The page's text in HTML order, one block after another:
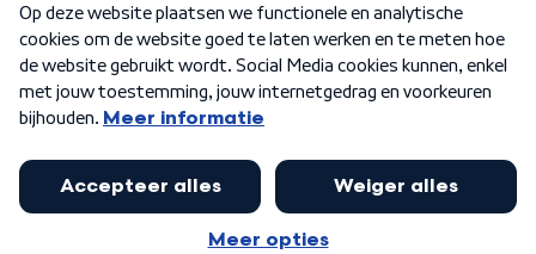
Algemene voorwaarden